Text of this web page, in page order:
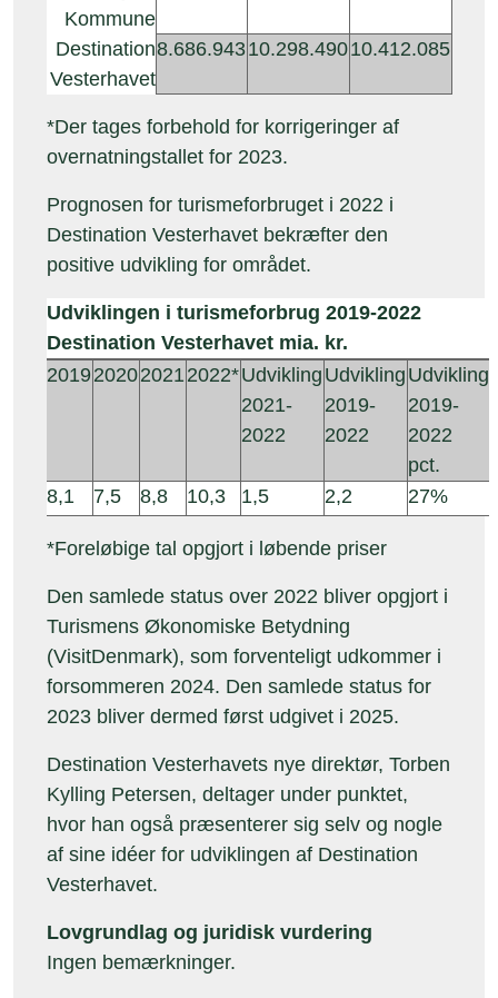
Kommune
Destination
Vesterhavet
8.686.94310.298.49010.412.085
*Der tages forbehold for korrigeringer af
overnatningstallet for 2023.
Prognosen for turismeforbruget i 2022 i
Destination Vesterhavet bekræfter den
positive udvikling for området.
Udviklingen i turismeforbrug 2019-2022
Destination Vesterhavet mia. kr.
201920202021 2022*Udvikling
2021-
2022
Udvikling
2019-
2022
Udvikling
2019-
2022
pct.
8,1
7,5 8,8 10,3 1,5 2,2 27%
*Foreløbige tal opgjort i løbende priser
Den samlede status over 2022 bliver opgjort i
Turismens Økonomiske Betydning
(VisitDenmark), som forventeligt udkommer i
forsommeren 2024. Den samlede status for
2023 bliver dermed først udgivet i 2025.
Destination Vesterhavets nye direktør, Torben
Kylling Petersen, deltager under punktet,
hvor han også præsenterer sig selv og nogle
af sine idéer for udviklingen af Destination
Vesterhavet.
Lovgrundlag og juridisk vurdering
Ingen bemærkninger.